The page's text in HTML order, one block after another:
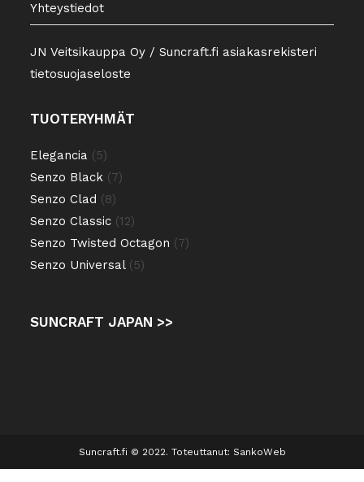
Yhteystiedot
JN Veitsikauppa Oy / Suncraft.fi asiakasrekisteri
tietosuojaseloste
TUOTERYHMÄT
Elegancia 55
tuotetta
Senzo Black 77
Senzo Clad 88
tuotetta
Senzo Classic 1212
tuotetta
Senzo Twisted Octagon 77
Senzo Universal 55
SUNCRAFT JAPAN >>
Suncraft.fi © 2022. Toteuttanut: SankoWeb